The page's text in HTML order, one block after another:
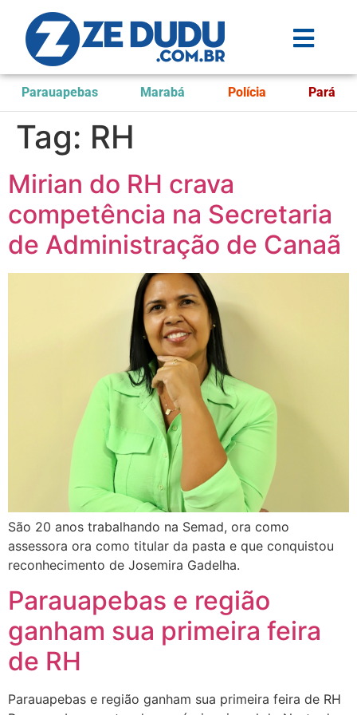
Parauapebas Marabá Polícia Pará
Tag: RH
Mirian do RH crava
competência na Secretaria
de Administração de Canaã
São 20 anos trabalhando na Semad, ora como
assessora ora como titular da pasta e que conquistou
reconhecimento de Josemira Gadelha.
Parauapebas e região
ganham sua primeira feira
de RH
Parauapebas e região ganham sua primeira feira de RH